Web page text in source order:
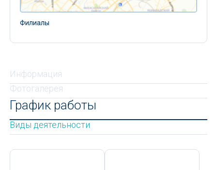
Филиалы
Информация
Фотогалерея
График работы
Виды деятельности